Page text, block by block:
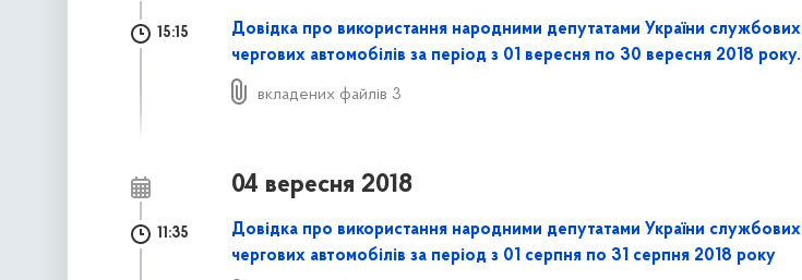
15:15
Довідка про використання народними депутатами України службових
чергових автомобілів за період з 01 вересня по 30 вересня 2018 року.
вкладених файлів 3
04 вересня 2018
11:35
Довідка про використання народними депутатами України службових
чергових автомобілів за період з 01 серпня по 31 серпня 2018 року